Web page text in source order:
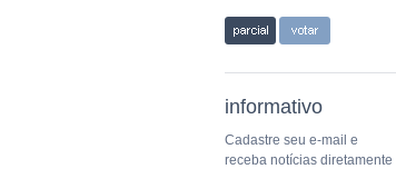
informativo
Cadastre seu e-mail e
receba notícias diretamente